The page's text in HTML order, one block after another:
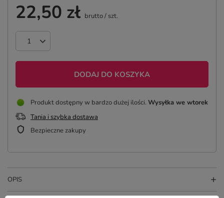
22,50 zł brutto/ szt.
DODAJ DO KOSZYKA
Produkt dostępny w bardzo dużej ilości Wysyłka we wtorek
Tania i szybka dostawa
Bezpieczne zakupy
OPIS